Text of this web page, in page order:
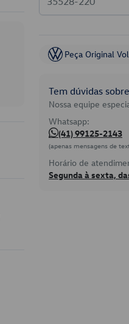
Peça Original
Tem dúvidas
Nossa equipe
Whatsapp:
(41) 99125-2143
(apenas mensagens de
Horário de
Segunda à sexta,